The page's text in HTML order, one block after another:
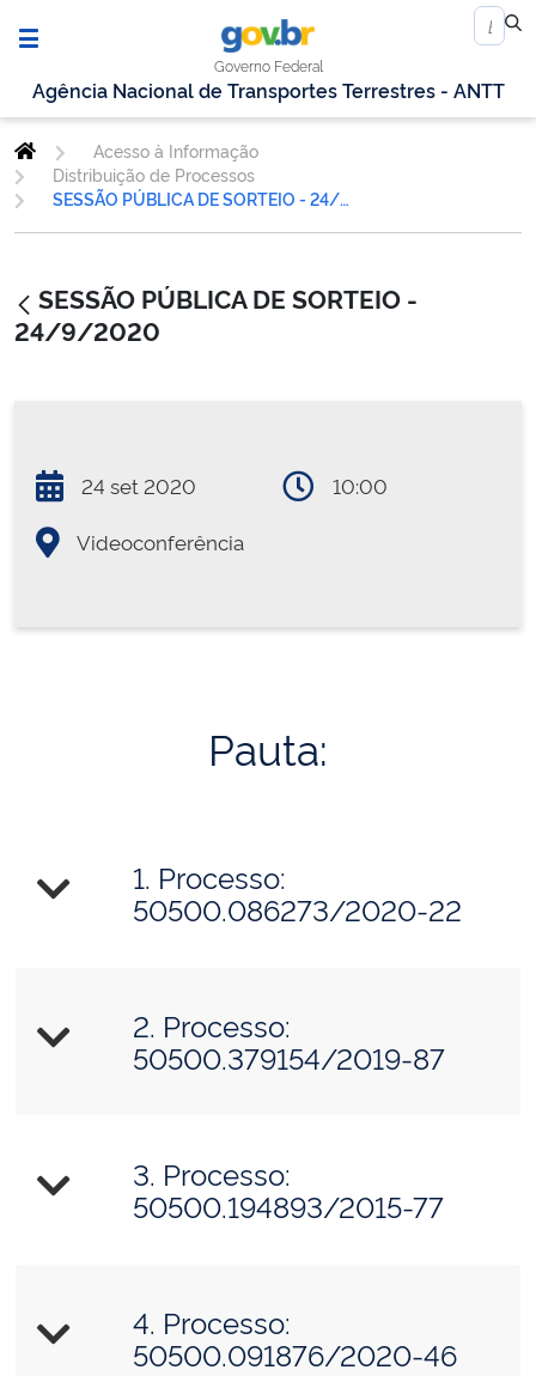
Governo Federal
Agência Nacional de Transportes Terrestres - ANTT
Acesso à Informação
Distribuição de Processos
SESSÃO PÚBLICA DE SORTEIO - 24/9/2020
SESSÃO PÚBLICA DE SORTEIO -
24/9/2020
24 set 2020 10:00
Videoconferência
Pauta:
1. Processo:
50500.086273/2020-22
2. Processo:
50500.379154/2019-87
3. Processo:
50500.194893/2015-77
4. Processo:
50500.091876/2020-46